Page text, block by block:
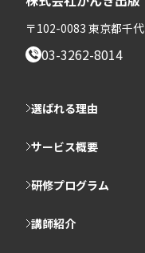
〒102-0083 東京都千
03-3262-8014
選ばれる理由
サービス概要
研修プログラム
講師紹介